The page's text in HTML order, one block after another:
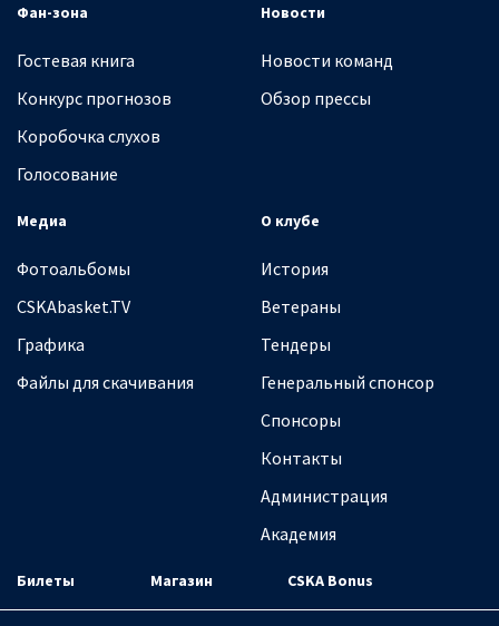
Фан-зона
Гостевая книга
Конкурс прогнозов
Коробочка слухов
Голосование
Новости
Новости команд
Обзор прессы
Медиа
Фотоальбомы
CSKAbasket.TV
Графика
Файлы для скачивания
О клубе
История
Ветераны
Тендеры
Генеральный спонсор
Спонсоры
Контакты
Администрация
Академия
Билеты Магазин CSKA Bonus